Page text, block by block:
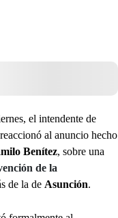
el intendente de
al anuncio hecho
Benítez, sobre una
de la
de la de Asunción.